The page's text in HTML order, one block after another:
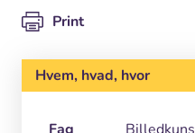
Print
Hvem, hvad, hvor